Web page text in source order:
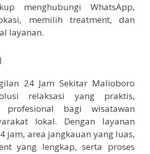
menghubungi WhatsApp,
memilih treatment, dan
layanan.
24 Jam Sekitar Malioboro
relaksasi yang praktis,
profesional bagi wisatawan
lokal. Dengan layanan
jam, area jangkauan yang luas,
yang lengkap, serta proses